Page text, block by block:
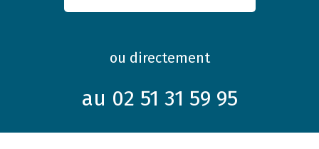
ou directement
au 02 51 31 59 95